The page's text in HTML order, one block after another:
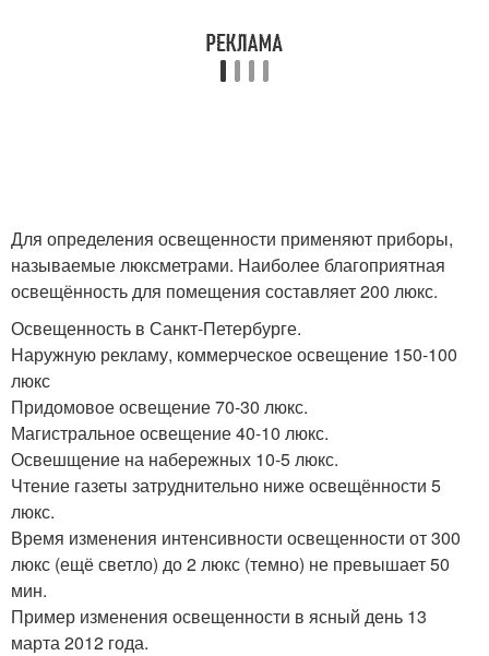
Для определения освещенности применяют приборы,
называемые люксметрами. Наиболее благоприятная
освещённость для помещения составляет 200 люкс.
Освещенность в Санкт-Петербурге.
Наружную рекламу, коммерческое освещение 150-100
люкс
Придомовое освещение 70-30 люкс.
Магистральное освещение 40-10 люкс.
Освешщение на набережных 10-5 люкс.
Чтение газеты затруднительно ниже освещённости 5
люкс.
Время изменения интенсивности освещенности от 300
люкс (ещё светло) до 2 люкс (темно) не превышает 50
мин.
Пример изменения освещенности в ясный день 13
марта 2012 года.